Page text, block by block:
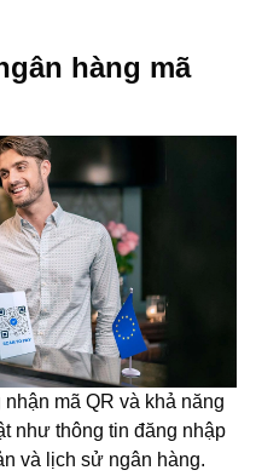
hàng mã
mã QR và khả năng
như thông tin đăng nhập
và lịch sử ngân hàng.